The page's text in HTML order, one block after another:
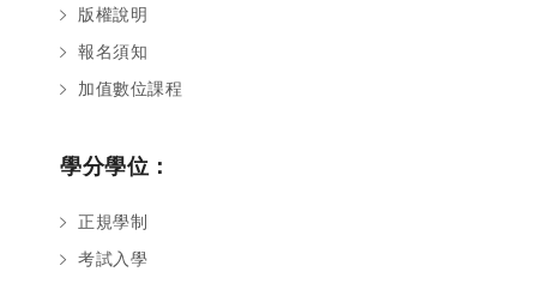
版權說明
報名須知
加值數位課程
學分學位：
正規學制
考試入學